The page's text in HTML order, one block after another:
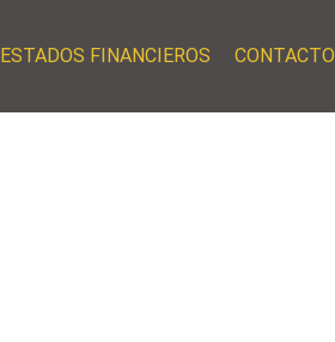
ESTADOS FINANCIEROS CONTACTO